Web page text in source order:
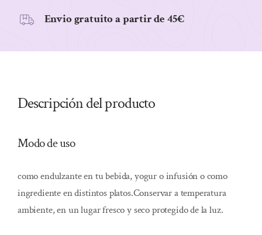
Envio gratuito a partir de 45€
Descripción del producto
Modo de uso
como endulzante en tu bebida, yogur o infusión o como
ingrediente en distintos platos.Conservar a temperatura
ambiente, en un lugar fresco y seco protegido de la luz.